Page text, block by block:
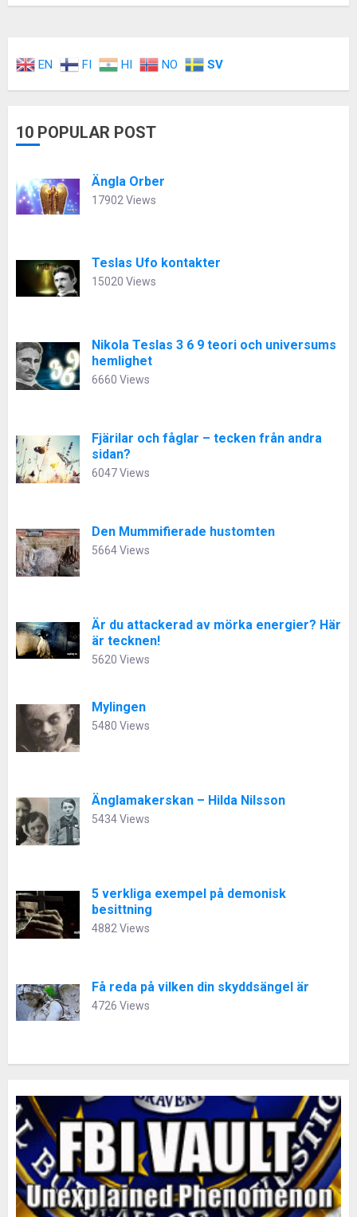
EN FI HI NO SV
10 POPULAR POST
Ängla Orber
17902 Views
Teslas Ufo kontakter
15020 Views
Nikola Teslas 3 6 9 teori och universums
hemlighet
6660 Views
Fjärilar och fåglar – tecken från andra
sidan?
6047 Views
Den Mummifierade hustomten
5664 Views
Är du attackerad av mörka energier? Här
är tecknen!
5620 Views
Mylingen
5480 Views
Änglamakerskan – Hilda Nilsson
5434 Views
5 verkliga exempel på demonisk
besittning
4882 Views
Få reda på vilken din skyddsängel är
4726 Views